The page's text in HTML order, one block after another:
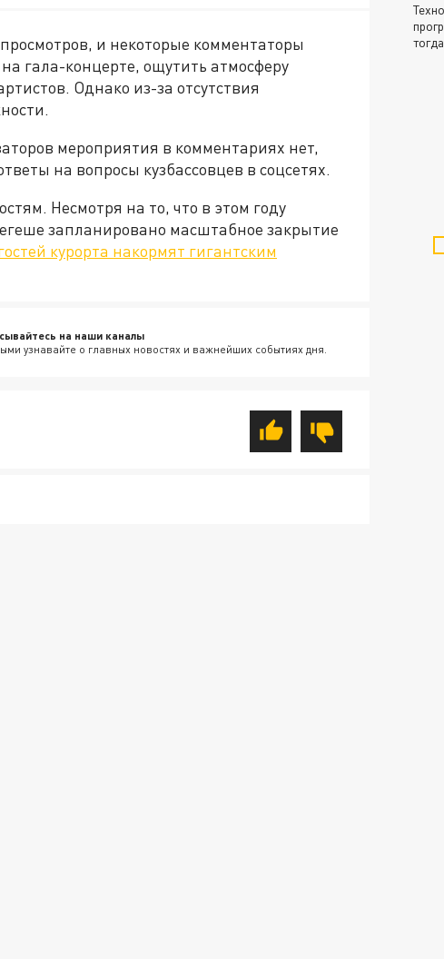
и некоторые комментаторы
гала-концерте, ощутить атмосферу
Однако из-за отсутствия
мероприятия в комментариях нет,
на вопросы кузбассовцев в соцсетях.
Несмотря на то, что в этом году
запланировано масштабное закрытие
курорта накормят гигантским
на наши каналы
узнавайте о главных новостях и важнейших событиях дня.